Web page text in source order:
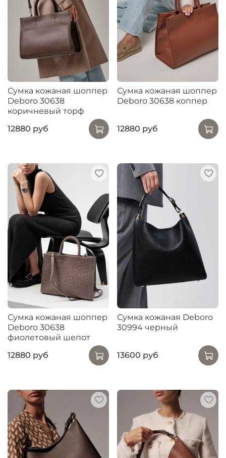
Сумка кожаная шоппер
Deboro 30638
коричневый торф
12880 руб
Сумка кожаная шоппер
Deboro 30638 коппер
12880 руб
Сумка кожаная шоппер
Deboro 30638
фиолетовый шепот
12880 руб
Сумка кожаная Deboro
30994 черный
13600 руб